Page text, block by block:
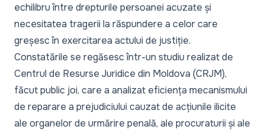
echilibru între drepturile persoanei acuzate și
necesitatea tragerii la răspundere a celor care
greșesc în exercitarea actului de justiție.
Constatările se regăsesc într-un studiu realizat de
Centrul de Resurse Juridice din Moldova (CRJM),
făcut public joi, care a analizat eficiența mecanismului
de reparare a prejudiciului cauzat de acțiunile ilicite
ale organelor de urmărire penală, ale procuraturii și ale